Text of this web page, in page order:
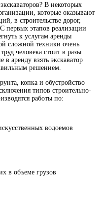
В некоторых
которые оказывают
в строительстве дорог,
первых этапов реализации
к услугам аренды
сложной техники очень
человека стоит в разы
аренду взять экскаватор
решением.
копка и обустройство
типов строительно-
работы по:
водоемов
в объеме грузов